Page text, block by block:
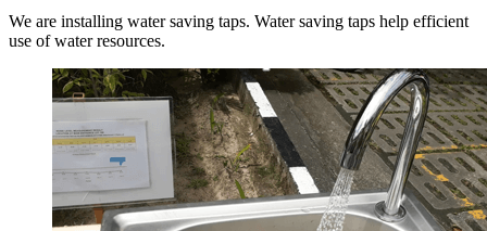
We are installing water saving taps. Water saving taps help efficient
use of water resources.